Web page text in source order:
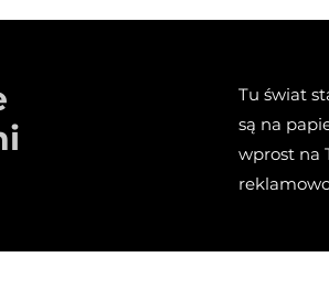
Tu świat
są na
wprost na